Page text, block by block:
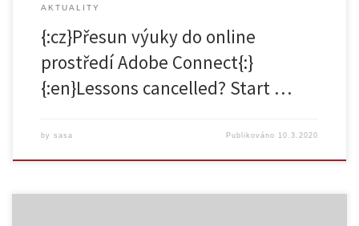
AKTUALITY
{:cz}Přesun výuky do online
prostředí Adobe Connect{:}
{:en}Lessons cancelled? Start …
by sasa Publikováno 10.3.2020